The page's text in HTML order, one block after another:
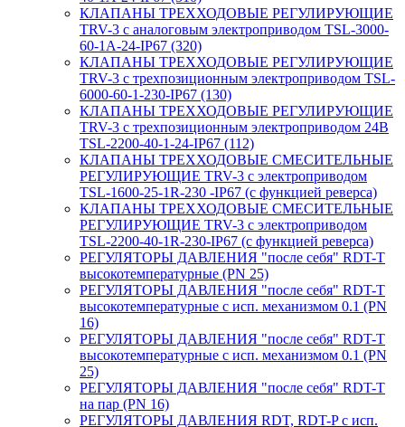
КЛАПАНЫ ТРЕХХОДОВЫЕ РЕГУЛИРУЮЩИЕ
TRV-3 с аналоговым электроприводом TSL-3000-
60-1А-24-IP67 (320)
КЛАПАНЫ ТРЕХХОДОВЫЕ РЕГУЛИРУЮЩИЕ
TRV-3 с трехпозиционным электроприводом TSL-
6000-60-1-230-IP67 (130)
КЛАПАНЫ ТРЕХХОДОВЫЕ РЕГУЛИРУЮЩИЕ
TRV-3 с трехпозиционным электроприводом 24В
TSL-2200-40-1-24-IP67 (112)
КЛАПАНЫ ТРЕХХОДОВЫЕ СМЕСИТЕЛЬНЫЕ
РЕГУЛИРУЮЩИЕ TRV-3 с электроприводом
TSL-1600-25-1R-230 -IP67 (с функцией реверса)
КЛАПАНЫ ТРЕХХОДОВЫЕ СМЕСИТЕЛЬНЫЕ
РЕГУЛИРУЮЩИЕ TRV-3 с электроприводом
TSL-2200-40-1R-230-IP67 (с функцией реверса)
РЕГУЛЯТОРЫ ДАВЛЕНИЯ "после себя" RDT-T
высокотемпературные (PN 25)
РЕГУЛЯТОРЫ ДАВЛЕНИЯ "после себя" RDT-T
высокотемпературные с исп. механизмом 0.1 (PN
16)
РЕГУЛЯТОРЫ ДАВЛЕНИЯ "после себя" RDT-T
высокотемпературные с исп. механизмом 0.1 (PN
25)
РЕГУЛЯТОРЫ ДАВЛЕНИЯ "после себя" RDT-T
на пар (PN 16)
РЕГУЛЯТОРЫ ДАВЛЕНИЯ RDT, RDT-P с исп.